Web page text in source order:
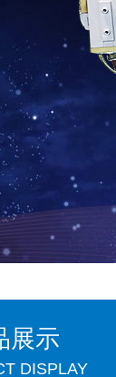
展示
DISPLAY